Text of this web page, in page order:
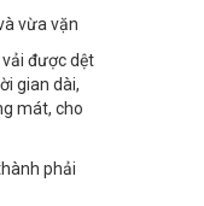
vừa vặn
được dệt
gian dài,
mát, cho
phải